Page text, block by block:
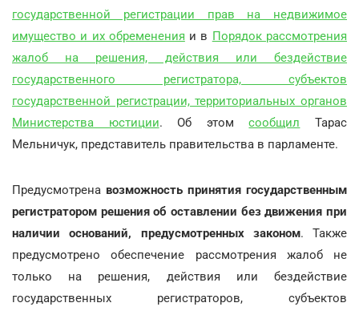
государственной регистрации прав на недвижимое
имущество и их обременения и в Порядок рассмотрения
жалоб на решения, действия или бездействие
государственного регистратора, субъектов
государственной регистрации, территориальных органов
Министерства юстиции. Об этомсообщил Тарас
Мельничук, представитель правительства в парламенте.
Предусмотрена возможность принятия государственным
регистратором решения об оставлении без движения при
наличии оснований, предусмотренных законом. Также
предусмотрено обеспечение рассмотрения жалоб не
только на решения, действия или бездействие
государственных регистраторов, субъектов